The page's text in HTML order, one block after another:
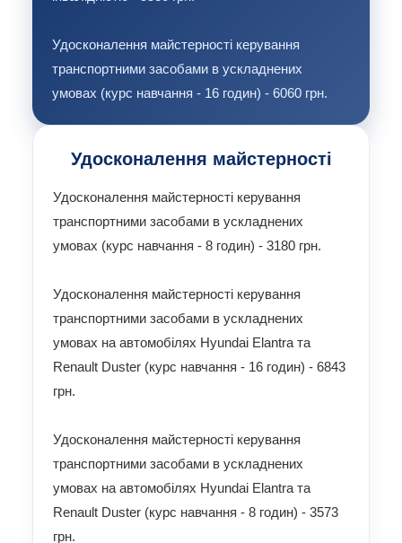
Удосконалення майстерностi керування
транспортними засобами в ускладнених
умовах (кypc навчання - 16 годин) - 6060 грн.
Удосконалення майстерності
Удосконалення майстерностi керування
транспортними засобами в ускладнених
умовах (кypc навчання - 8 годин) - 3180 грн.
Удосконалення майстерностi керування
транспортними засобами в ускладнених
умовах на автомобілях Hyundai Elantra та
Renault Duster (кypc навчання - 16 годин) - 6843
грн.
Удосконалення майстерностi керування
транспортними засобами в ускладнених
умовах на автомобілях Hyundai Elantra та
Renault Duster (кypc навчання - 8 годин) - 3573
грн.